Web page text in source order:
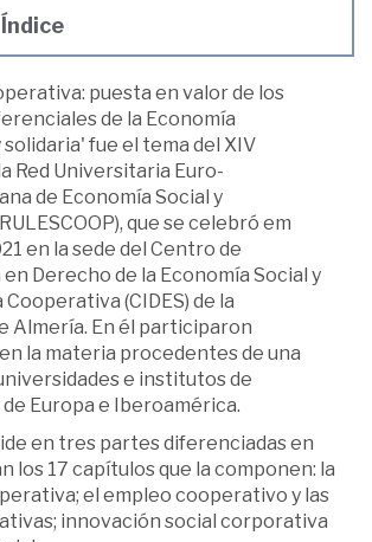
Índice
puesta en valor de los
de la Economía
fue el tema del XIV
Red Universitaria Euro-
de Economía Social y
que se celebró em
en la sede del Centro de
Derecho de la Economía Social y
(CIDES) de la
Almería. En él participaron
la materia procedentes de una
e institutos de
Europa e Iberoamérica.
en tres partes diferenciadas en
los 17 capítulos que la componen: la
el empleo cooperativo y las
innovación social corporativa